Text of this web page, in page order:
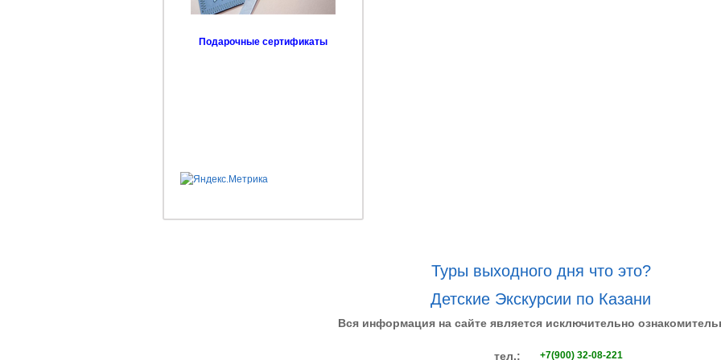
Подарочные сертификаты
Туры выходного дня что это?
Детские Экскурсии по Казани
Вся информация на сайте является исключительно
тел.: +7(900) 32-08-221